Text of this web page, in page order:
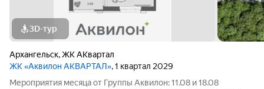
3D-тур
Архангельск,ЖК АКвартал
ЖК «Аквилон АКВАРТАЛ», 1 квартал 2029
Мероприятия месяца от Группы Аквилон: 11.08 и 18.08